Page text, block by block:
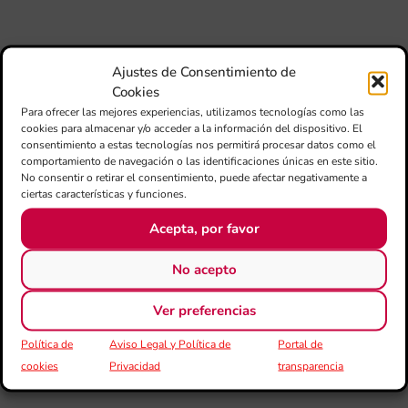
Ajustes de Consentimiento de
Cookies
Para ofrecer las mejores experiencias, utilizamos tecnologías como las
cookies para almacenar y/o acceder a la información del dispositivo. El
consentimiento a estas tecnologías nos permitirá procesar datos como el
comportamiento de navegación o las identificaciones únicas en este sitio.
No consentir o retirar el consentimiento, puede afectar negativamente a
ciertas características y funciones.
Acepta, por favor
No acepto
Ver preferencias
Política de
cookies
Aviso Legal y Política de
Privacidad
Portal de
transparencia
de